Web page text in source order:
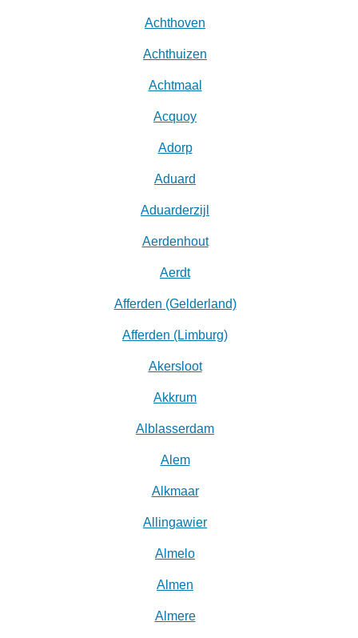
Achthoven
Achthuizen
Achtmaal
Acquoy
Adorp
Aduard
Aduarderzijl
Aerdenhout
Aerdt
Afferden (Gelderland)
Afferden (Limburg)
Akersloot
Akkrum
Alblasserdam
Alem
Alkmaar
Allingawier
Almelo
Almen
Almere